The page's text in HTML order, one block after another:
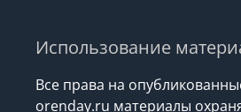
Использование
Все права на
orenday.ru материалы